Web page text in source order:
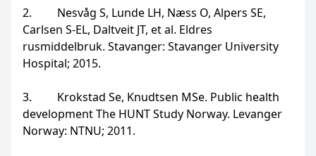
2. Nesvåg S, Lunde LH, Næss O, Alpers SE,
Carlsen S-EL, Daltveit JT, et al. Eldres
rusmiddelbruk. Stavanger: Stavanger University
Hospital; 2015.
3. Krokstad Se, Knudtsen MSe. Public health
development The HUNT Study Norway. Levanger
Norway: NTNU; 2011.